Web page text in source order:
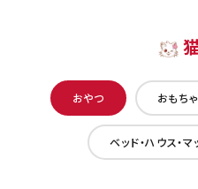
おやつ おもちゃ
ベッド・ハウス・マ